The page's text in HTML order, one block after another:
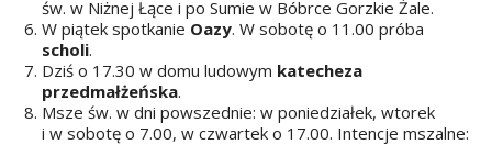
św. w Niżnej Łące i po Sumie w Bóbrce Gorzkie Żale.
W piątek spotkanie Oazy. W sobotę o 11.00 próba
scholi.
Dziś o 17.30 w domu ludowym katecheza
przedmałżeńska.
Msze św. w dni powszednie: w poniedziałek, wtorek
i w sobotę o 7.00, w czwartek o 17.00. Intencje mszalne: